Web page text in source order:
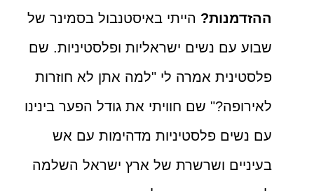
ההזדמנות? הייתי באיסטנבול בסמינר של
שבוע עם נשים ישראליות ופלסטיניות. שם
פלסטינית אמרה לי "למה אתן לא חוזרות
לאירופה?" שם חוויתי את גודל הפער בינינו
עם נשים פלסטיניות מדהימות עם אש
בעיניים ושרשרת של ארץ ישראל השלמה